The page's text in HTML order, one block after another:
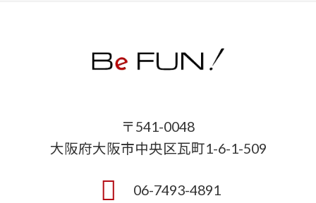
〒541-0048
大阪府大阪市中央区瓦町1-6-1-509
06-7493-4891